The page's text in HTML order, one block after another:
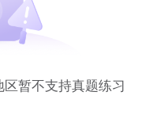
暂不支持真题练习